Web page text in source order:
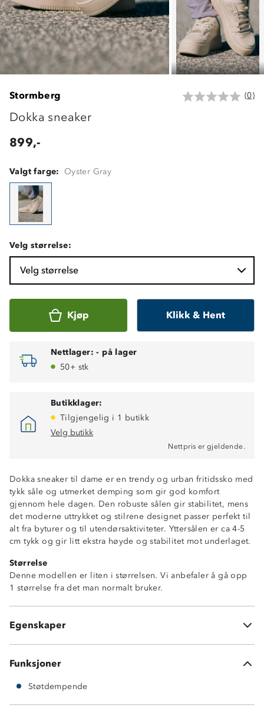
Stormberg (0)
Dokka sneaker
899,-
Valgt farge: Oyster Gray
Velg størrelse:
Velg størrelse
Kjøp Klikk & Hent
Nettlager: - på lager
50+ stk
Butikklager:
Tilgjengelig i 1 butikk
Velg butikk
Nettpris er gjeldende.
Dokka sneaker til dame er en trendy og urban fritidssko med
tykk såle og utmerket demping som gir god komfort
gjennom hele dagen. Den robuste sålen gir stabilitet, mens
det moderne uttrykket og stilrene designet passer perfekt til
alt fra byturer og til utendørsaktiviteter. Yttersålen er ca 4-5
cm tykk og gir litt ekstra høyde og stabilitet mot underlaget.
Størrelse
Denne modellen er liten i størrelsen. Vi anbefaler å gå opp
1 størrelse fra det man normalt bruker.
Egenskaper
Tykk, dempende såle
Urban design
Vanlige lisser
Funksjoner
Støtdempende